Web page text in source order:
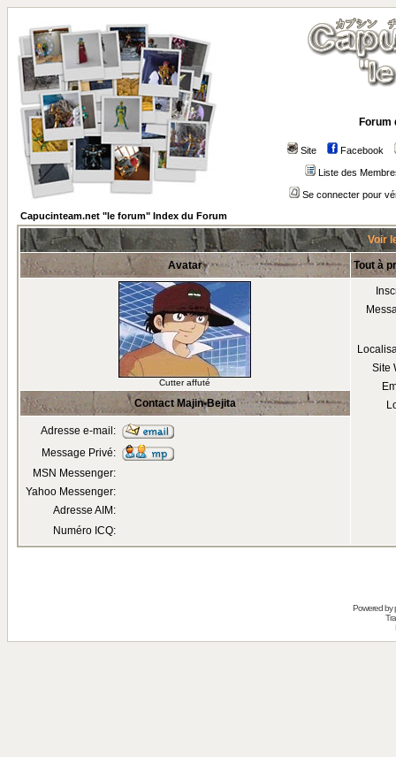
Forum
Site Facebook
Liste des
Se connecter pour
Capucinteam.net "le forum" Index du Forum
Voir
Avatar Tout à
Cutter affuté
Site
Contact Majin-Bejita
Adresse e-mail:
Message Privé:
MSN Messenger:
Yahoo Messenger:
Adresse AIM:
Numéro ICQ:
Powered by